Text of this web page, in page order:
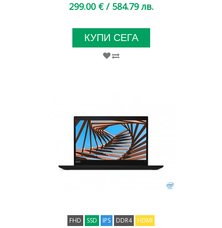
299.00 € / 584.79 лв.
КУПИ СЕГА
FHD SSD IPS DDR4 HDMI